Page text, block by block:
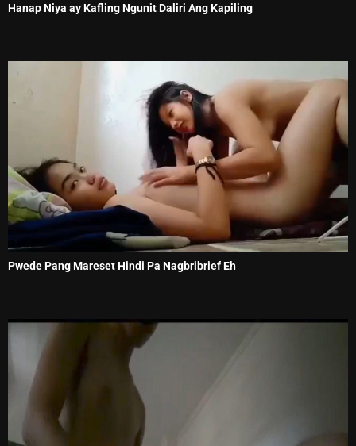
Hanap Niya ay Kafling Ngunit Daliri Ang Kapiling
Pwede Pang Mareset Hindi Pa Nagbribrief Eh